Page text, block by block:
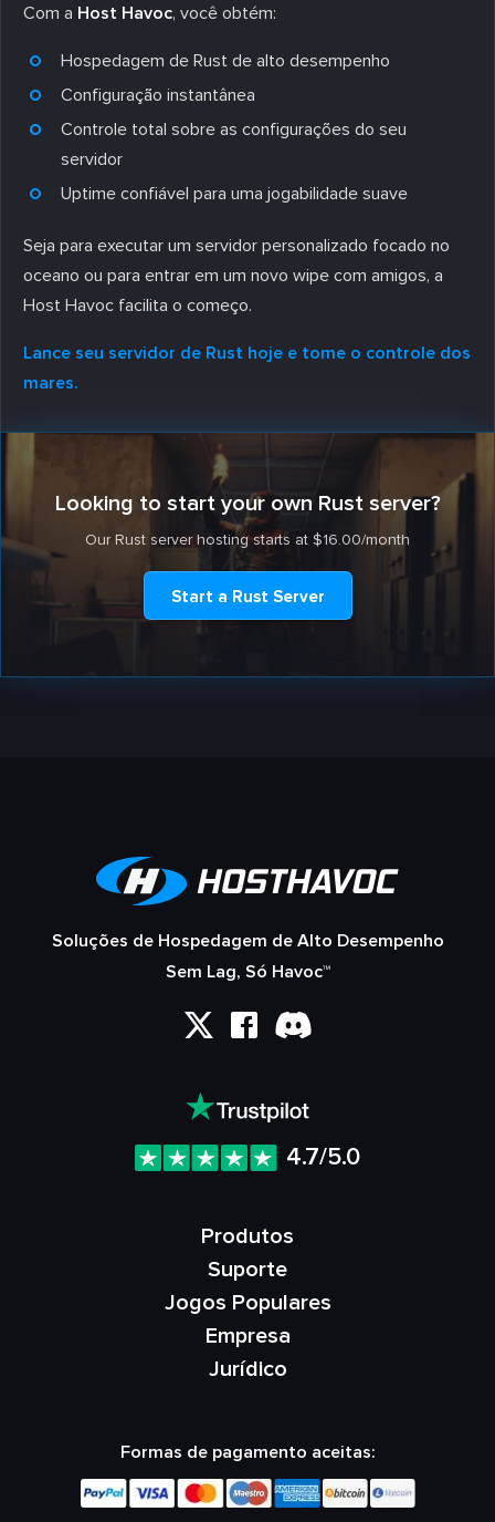
Com a Host Havoc, você obtém:
Hospedagem de Rust de alto desempenho
Configuração instantânea
Controle total sobre as configurações do seu
servidor
Uptime confiável para uma jogabilidade suave
Seja para executar um servidor personalizado focado no
oceano ou para entrar em um novo wipe com amigos, a
Host Havoc facilita o começo.
Lance seu servidor de Rust hoje e tome o controle dos
mares.
Looking to start your own Rust server?
Our Rust server hosting starts at $16.00/month
Start a Rust Server
Soluções de Hospedagem de Alto Desempenho
Sem Lag, Só Havoc™
4.7/5.0
Produtos
Suporte
Jogos Populares
Empresa
Jurídico
Formas de pagamento aceitas: